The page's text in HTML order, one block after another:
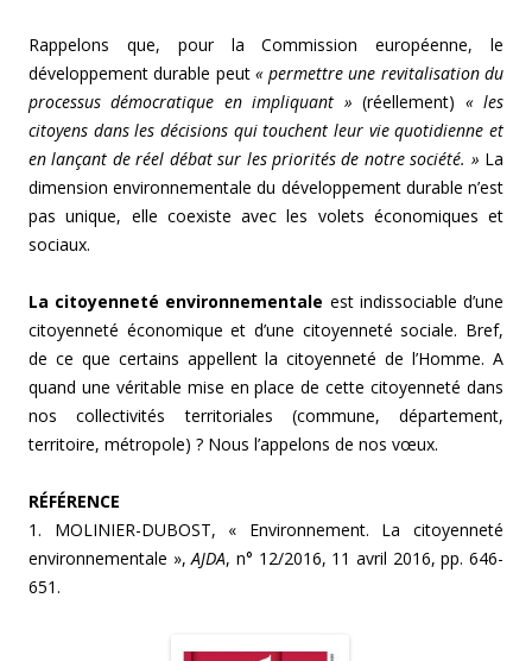
Rappelons que, pour la Commission européenne, le
développement durable peut « permettre une revitalisation du
processus démocratique en impliquant » (réellement) « les
citoyens dans les décisions qui touchent leur vie quotidienne et
en lançant de réel débat sur les priorités de notre société. » La
dimension environnementale du développement durable n’est
pas unique, elle coexiste avec les volets économiques et
sociaux.
La citoyenneté environnementale est indissociable d’une
citoyenneté économique et d’une citoyenneté sociale. Bref,
de ce que certains appellent la citoyenneté de l’Homme. A
quand une véritable mise en place de cette citoyenneté dans
nos collectivités territoriales (commune, département,
territoire, métropole) ? Nous l’appelons de nos vœux.
RÉFÉRENCE
1. MOLINIER-DUBOST, « Environnement. La citoyenneté
environnementale »,AJDA, n° 12/2016, 11 avril 2016, pp. 646-
651.